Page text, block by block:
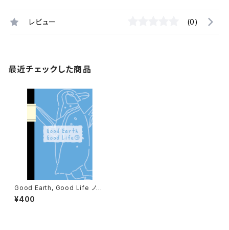
レビュー (0)
最近チェックした商品
Good Earth, Good Life ノー
ト｜1冊ずつ選べる絶滅危惧種シ
リーズ
¥400